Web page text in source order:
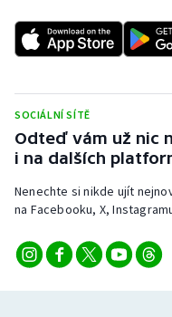
SOCIÁLNÍ SÍTĚ
Odteď vám už nic
i na dalších
Nenechte si nikde ujít
na Facebooku, X,